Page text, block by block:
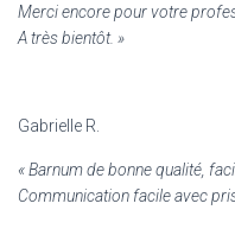
Merci encore pour votre
A très bientôt. »
Gabrielle R.
«Barnum de bonne qualité,
Communication facile avec